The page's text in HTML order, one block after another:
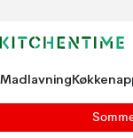
Madlavning
S